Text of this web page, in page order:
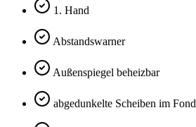
1. Hand
Abstandswarner
Außenspiegel beheizbar
abgedunkelte Scheiben im Fond